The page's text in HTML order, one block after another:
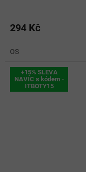
294 Kč
OS
+15% SLEVA
NAVÍC s kódem -
ITBOTY15